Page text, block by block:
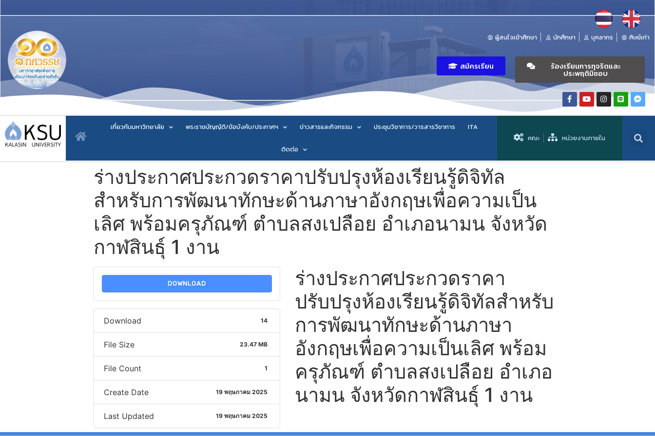
ผู้สนใจเข้าศึกษา นักศึกษา บุคลากร ศิษย์เก่า
สมัครเรียน ร้องเรียนการทุจริตและ
ประพฤติมิชอบ
เกี่ยวกับมหาวิทยาลัย พระราชบัญญัติ/ข้อบังคับ/ประกาศฯ ข่าวสารและกิจกรรม ประชุมวิชาการ/วารสารวิชาการ ITA
ติดต่อ
คณะ หน่วยงานภายใน
ร่างประกาศประกวดราคาปรับปรุงห้องเรียนรู้ดิจิทัล
สำหรับการพัฒนาทักษะด้านภาษาอังกฤษเพื่อความเป็น
เลิศ พร้อมครุภัณฑ์ ตำบลสงเปลือย อำเภอนามน จังหวัด
กาฬสินธุ์ 1 งาน
DOWNLOAD
Download 14
File Size 23.47 MB
File Count 1
Create Date 19 พฤษภาคม 2025
Last Updated 19 พฤษภาคม 2025
ร่างประกาศประกวดราคา
ปรับปรุงห้องเรียนรู้ดิจิทัลสำหรับ
การพัฒนาทักษะด้านภาษา
อังกฤษเพื่อความเป็นเลิศ พร้อม
ครุภัณฑ์ ตำบลสงเปลือย อำเภอ
นามน จังหวัดกาฬสินธุ์ 1 งาน